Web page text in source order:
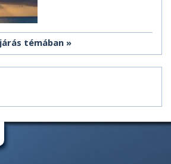
témában